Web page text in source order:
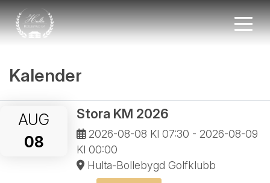
Kalender
AUG
08
Stora KM 2026
2026-08-08 Kl 07:30 - 2026-08-09
Kl 00:00
Hulta-Bollebygd Golfklubb